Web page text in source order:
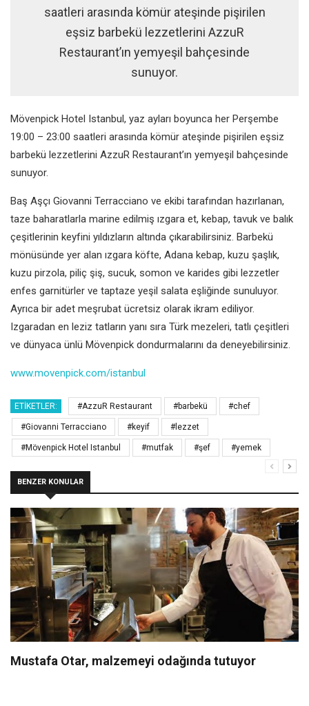
saatleri arasında kömür ateşinde pişirilen
eşsiz barbekü lezzetlerini AzzuR
Restaurant’ın yemyeşil bahçesinde
sunuyor.
Mövenpick Hotel Istanbul, yaz ayları boyunca her Perşembe
19:00 – 23:00 saatleri arasında kömür ateşinde pişirilen eşsiz
barbekü lezzetlerini AzzuR Restaurant’ın yemyeşil bahçesinde
sunuyor.
Baş Aşçı Giovanni Terracciano ve ekibi tarafından hazırlanan,
taze baharatlarla marine edilmiş ızgara et, kebap, tavuk ve balık
çeşitlerinin keyfini yıldızların altında çıkarabilirsiniz. Barbekü
mönüsünde yer alan ızgara köfte, Adana kebap, kuzu şaşlık,
kuzu pirzola, piliç şiş, sucuk, somon ve karides gibi lezzetler
enfes garnitürler ve taptaze yeşil salata eşliğinde sunuluyor.
Ayrıca bir adet meşrubat ücretsiz olarak ikram ediliyor.
Izgaradan en leziz tatların yanı sıra Türk mezeleri, tatlı çeşitleri
ve dünyaca ünlü Mövenpick dondurmalarını da deneyebilirsiniz.
www.movenpick.com/istanbul
ETIKETLER: #AzzuR Restaurant #barbekü #chef
#Giovanni Terracciano #keyif #lezzet
#Mövenpick Hotel Istanbul #mutfak #şef #yemek
BENZER KONULAR
Mustafa Otar, malzemeyi odağında tutuyor